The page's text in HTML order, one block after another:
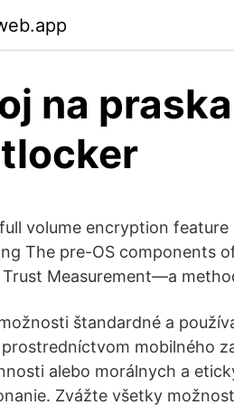
na
volume encryption
The pre-OS components
Measurement—a
štandardné a
mobilného
alebo morálnych a
Zvážte všetky